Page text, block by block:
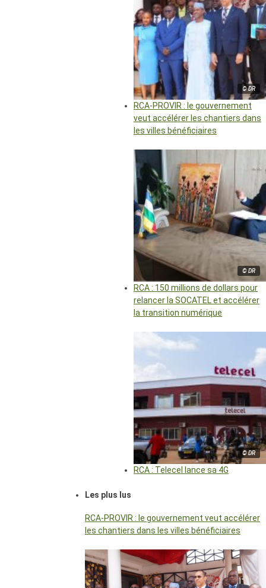
© DR
RCA-PROVIR : le gouvernement
veut accélérer les chantiers dans
les villes bénéficiaires
© DR
RCA : 150 millions de dollars pour
relancer la SOCATEL et accélérer
la transition numérique
© DR
RCA : Telecel lance sa 4G
Les plus lus
RCA-PROVIR : le gouvernement veut accélérer
les chantiers dans les villes bénéficiaires